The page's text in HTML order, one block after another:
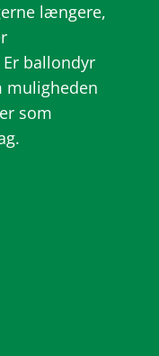
længere,
ballondyr
muligheden
som